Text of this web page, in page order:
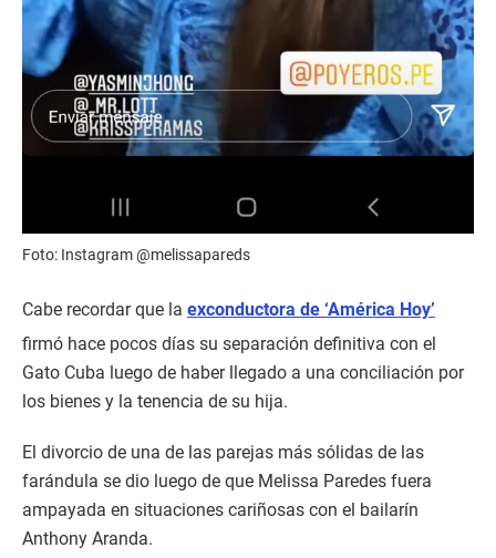
Foto: Instagram @melissapareds
Cabe recordar que la exconductora de ‘América Hoy’
firmó hace pocos días su separación definitiva con el
Gato Cuba luego de haber llegado a una conciliación por
los bienes y la tenencia de su hija.
El divorcio de una de las parejas más sólidas de las
farándula se dio luego de que Melissa Paredes fuera
ampayada en situaciones cariñosas con el bailarín
Anthony Aranda.